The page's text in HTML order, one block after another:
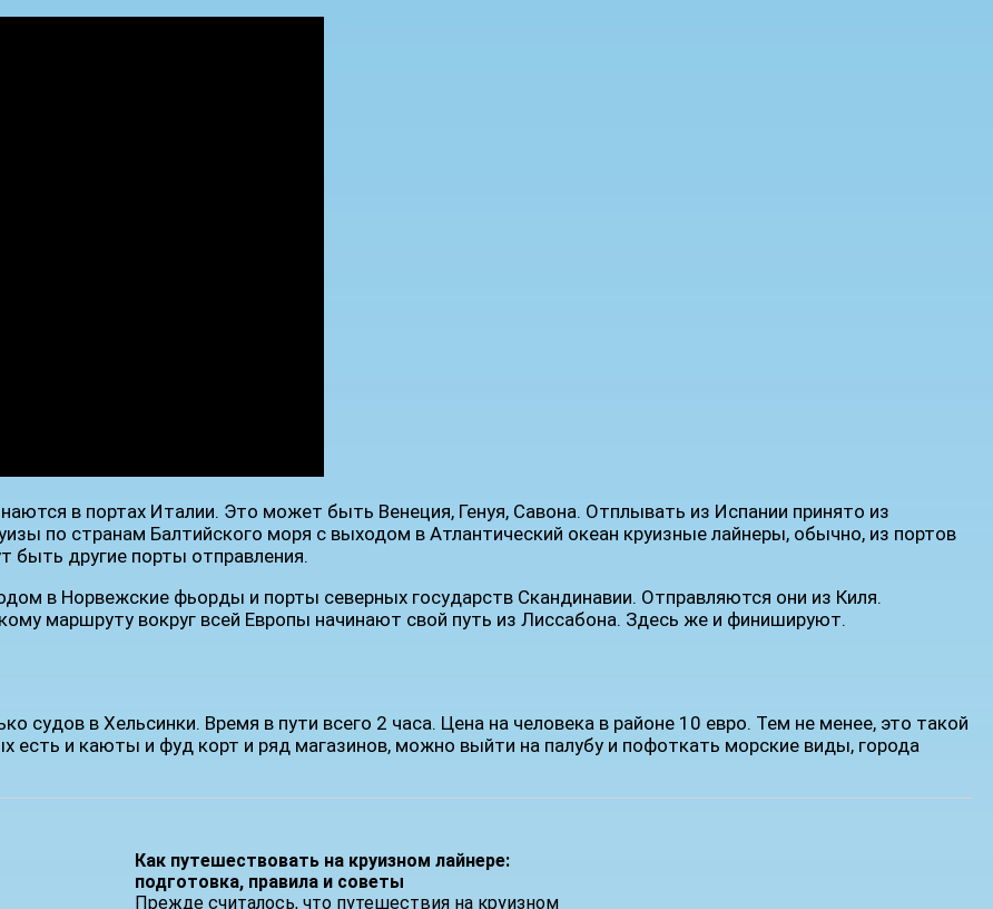
в портах Италии. Это может быть Венеция, Генуя, Савона. Отплывать из Испании принято из
по странам Балтийского моря с выходом в Атлантический океан круизные лайнеры, обычно, из портов
быть другие порты отправления.
в Норвежские фьорды и порты северных государств Скандинавии. Отправляются они из Киля.
маршруту вокруг всей Европы начинают свой путь из Лиссабона. Здесь же и финишируют.
судов в Хельсинки. Время в пути всего 2 часа. Цена на человека в районе 10 евро. Тем не менее, это такой
есть и каюты и фуд корт и ряд магазинов, можно выйти на палубу и пофоткать морские виды, города
Как путешествовать на круизном лайнере:
подготовка, правила и советы
Прежде считалось, что путешествия на круизном